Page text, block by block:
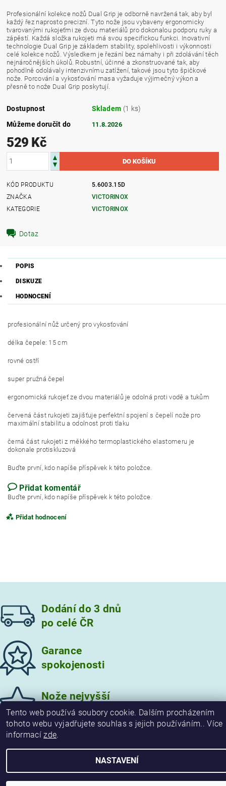
Profesionální kolekce nožů Dual Grip je odborně navržená tak, aby byl
každý řez naprosto precizní. Tyto nože jsou vybaveny ergonomicky
tvarovanými rukojeťmi ze dvou materiálů pro dokonalou podporu ruky a
zápěstí. Každá složka rukojeti má svou specifickou funkci. Inovativní
technologie Dual Grip je základem stability, spolehlivosti i výkonnosti
celé kolekce nožů. Výsledkem je řezání bez námahy i při zdolávání těch
nejnáročnějších úkolů. Robustní, účinné a zkonstruované tak, aby
pohodlně odolávaly intenzivnímu zatížení, takové jsou tyto špičkové
nože. Porcování a vykosťování masa vyžaduje výjimečný výkon a
přesně to nože Dual Grip poskytují.
Dostupnost Skladem (1 ks)
Můžeme doručit do
11.8.2026
529 Kč
KÓD PRODUKTU
5.6003.15D
ZNAČKA
VICTORINOX
KATEGORIE
VICTORINOX
Dotaz
POPIS
DISKUZE
HODNOCENÍ
profesionální nůž určený pro vykosťování
délka čepele: 15 cm
rovné ostří
super pružná čepel
ergonomická rukojeť ze dvou materiálů je odolná proti vodě a tukům
červená část rukojeti zajišťuje perfektní spojení s čepelí nože pro
maximální stabilitu a odolnost proti tlaku
černá část rukojeti z měkkého termoplastického elastomeru je
dokonale protiskluzová
Buďte první, kdo napíše příspěvek k této položce.
Přidat komentář
Buďte první, kdo napíše příspěvek k této položce.
Přidat hodnocení
Vložením hodnocení souhlasíte s
Dodání do 3 dnů
po celé ČR
Garance
spokojenosti
Nože nejvyšší
kvality
2026 © damaskove-noze.cz, všechna práva vyhrazena
Vytvořil Shoptet
Tento web používá soubory cookie. Dalším procházením
tohoto webu vyjadřujete souhlas s jejich používáním.. Více
informacízde.
NASTAVENÍ